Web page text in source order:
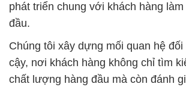
phát triển chung với khách hàng
đầu.
Chúng tôi xây dựng mối quan hệ đối
cậy, nơi khách hàng không chỉ tìm
chất lượng hàng đầu mà còn đánh